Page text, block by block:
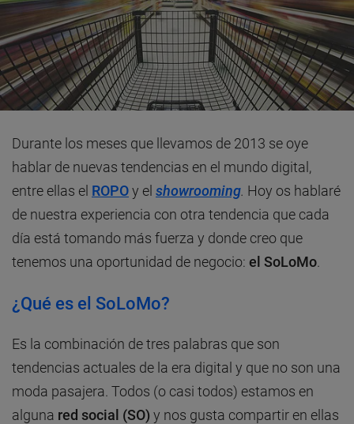
Durante los meses que llevamos de 2013 se oye
hablar de nuevas tendencias en el mundo digital,
entre ellas el ROPOy el showrooming. Hoy os hablaré
de nuestra experiencia con otra tendencia que cada
día está tomando más fuerza y donde creo que
tenemos una oportunidad de negocio: el SoLoMo
¿Qué es el SoLoMo?
Es la combinación de tres palabras que son
tendencias actuales de la era digital y que no son una
moda pasajera. Todos (o casi todos) estamos en
alguna red social (SO) y nos gusta compartir en ellas